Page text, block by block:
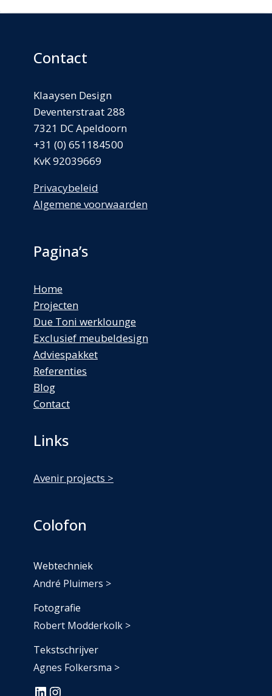
VAN
BALANS
Contact
Klaaysen Design
Deventerstraat 288
7321 DC Apeldoorn
+31 (0) 651184500
KvK 92039669
Privacybeleid
Algemene voorwaarden
Pagina’s
Home
Projecten
Due Toni werklounge
Exclusief meubeldesign
Adviespakket
Referenties
Blog
Contact
Links
Avenir projects >
Colofon
Webtechniek
André Pluimers >
Fotografie
Robert Modderkolk >
Tekstschrijver
Agnes Folkersma >
# #